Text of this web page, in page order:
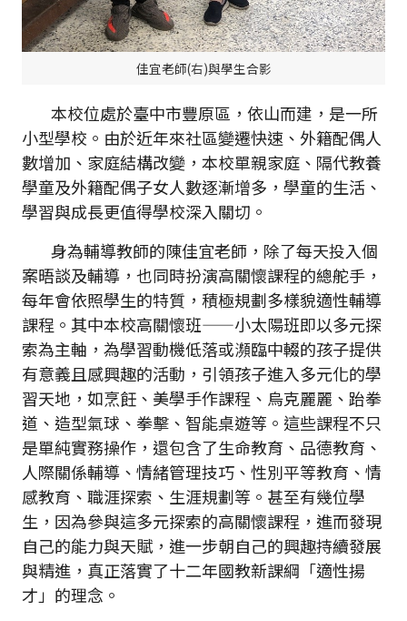
佳宜老師(右)與學生合影
本校位處於臺中市豐原區，依山而建，是一所
小型學校。由於近年來社區變遷快速、外籍配偶人
數增加、家庭結構改變，本校單親家庭、隔代教養
學童及外籍配偶子女人數逐漸增多，學童的生活、
學習與成長更值得學校深入關切。
身為輔導教師的陳佳宜老師，除了每天投入個
案晤談及輔導，也同時扮演高關懷課程的總舵手，
每年會依照學生的特質，積極規劃多樣貌適性輔導
課程。其中本校高關懷班——小太陽班即以多元探
索為主軸，為學習動機低落或瀕臨中輟的孩子提供
有意義且感興趣的活動，引領孩子進入多元化的學
習天地，如烹飪、美學手作課程、烏克麗麗、跆拳
道、造型氣球、拳擊、智能桌遊等。這些課程不只
是單純實務操作，還包含了生命教育、品德教育、
人際關係輔導、情緒管理技巧、性別平等教育、情
感教育、職涯探索、生涯規劃等。甚至有幾位學
生，因為參與這多元探索的高關懷課程，進而發現
自己的能力與天賦，進一步朝自己的興趣持續發展
與精進，真正落實了十二年國教新課綱「適性揚
才」的理念。